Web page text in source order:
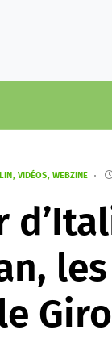
VIDÉOS WEBZINE
Giro